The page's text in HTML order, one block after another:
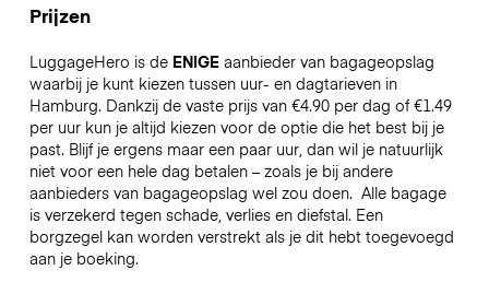
Prijzen
LuggageHero is de ENIGEaanbieder van bagageopslag
waarbij je kunt kiezen tussen uur- en dagtarieven in
Hamburg. Dankzij de vaste prijs van €4.90 per dag of €1.49
per uur kun je altijd kiezen voor de optie die het best bij je
past. Blijf je ergens maar een paar uur, dan wil je natuurlijk
niet voor een hele dag betalen – zoals je bij andere
aanbieders van bagageopslag wel zou doen. Alle bagage
is verzekerd tegen schade, verlies en diefstal. Een
borgzegel kan worden verstrekt als je dit hebt toegevoegd
aan je boeking.